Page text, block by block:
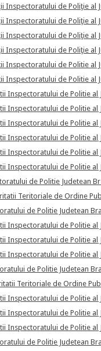
de Poliţie al
de Poliţie al
de Poliţie al
de Poliţie al
de Politie al
de Politie al
de Politie al
de Politie al
de Politie al
de Politie al
de Politie al
de Politie al
de Politie Judetean
Teritoriale de Ordine
de Politie Judetean
de Politie al
de Politie al
de Politie al
de Politie Judetean
Teritoriale de Ordine
de Politie al
de Politie al
de Politie al
de Politie Judetean